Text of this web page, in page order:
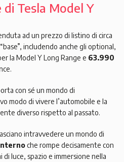
Tesla Model Y
ad un prezzo di listino di circa
includendo anche gli optional,
la Model Y Long Range e 63.990
con sé un mondo di
modo di vivere l’automobile e la
diverso rispetto al passato.
intravvedere un mondo di
che rompe decisamente con
di luce, spazio e immersione nella